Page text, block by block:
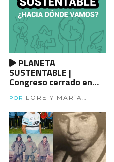
PLANETA
SUSTENTABLE |
Congreso cerrado en
ambiente
POR
LORE Y MARÍA